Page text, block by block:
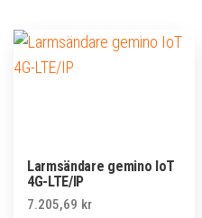
Larmsändare gemino IoT
4G-LTE/IP
7.205,69 kr